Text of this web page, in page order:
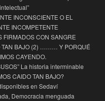
intelectual”
INCONSCIENTE O EL
INCOMPETENTE
FIRMADOS CON SANGRE
TAN BAJO (2) ……… Y PORQUÉ
CAYENDO.
La historia interminable
CAIDO TAN BAJO?
en Sedaví
Democracia menguada